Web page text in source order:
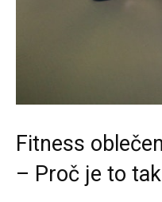
Fitness
– Proč je to